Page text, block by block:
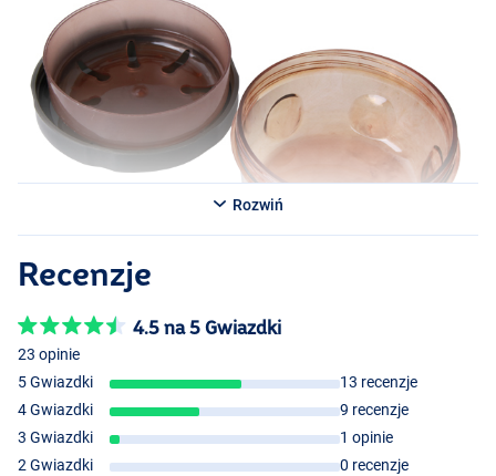
Rozwiń
Recenzje
4.5 na 5 Gwiazdki
23 opinie
5 Gwiazdki
13 recenzje
4 Gwiazdki
9 recenzje
3 Gwiazdki
1 opinie
2 Gwiazdki
0 recenzje